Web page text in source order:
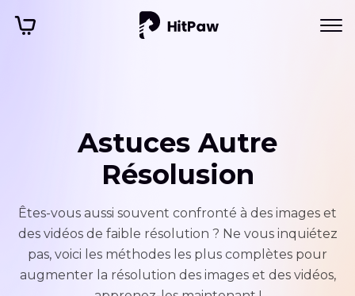
Astuces Autre
Résolusion
Êtes-vous aussi souvent confronté à des images et
des vidéos de faible résolution ? Ne vous inquiétez
pas, voici les méthodes les plus complètes pour
augmenter la résolution des images et des vidéos,